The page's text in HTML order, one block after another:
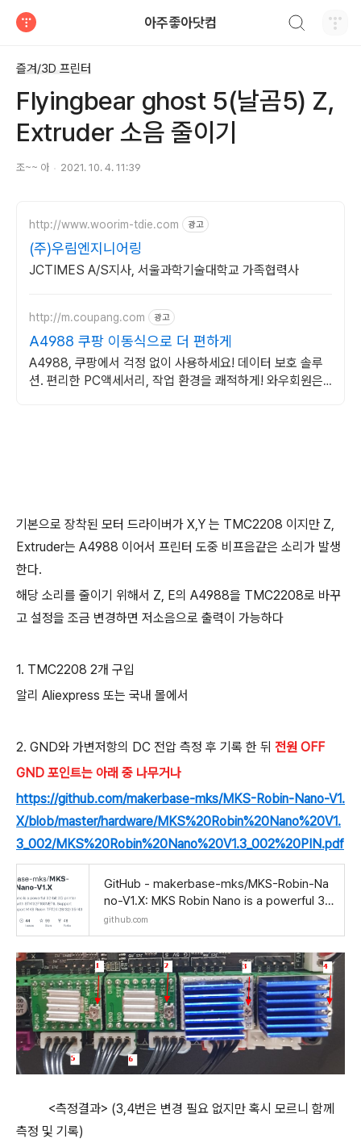
아주좋아닷컴
즐겨/3D 프린터
Flyingbear ghost 5(날곰5) Z,
Extruder 소음 줄이기
조~~ 아 2021. 10. 4. 11:39
http://www.woorim-tdie.com 광고
(주)우림엔지니어링
JCTIMES A/S지사, 서울과학기술대학교 가족협력사
http://m.coupang.com 광고
A4988 쿠팡 이동식으로 더 편하게
A4988, 쿠팡에서 걱정 없이 사용하세요! 데이터 보호 솔루
션. 편리한 PC액세서리, 작업 환경을 쾌적하게! 와우회원은
기본으로 장착된 모터 드라이버가 X,Y 는 TMC2208 이지만 Z,
Extruder는 A4988 이어서 프린터 도중 비프음같은 소리가 발생
한다.
해당 소리를 줄이기 위해서 Z, E의 A4988을 TMC2208로 바꾸
고 설정을 조금 변경하면 저소음으로 출력이 가능하다
1. TMC2208 2개 구입
알리 Aliexpress 또는 국내 몰에서
2. GND와 가변저항의 DC 전압 측정 후 기록 한 뒤 전원 OFF
GND 포인트는 아래 중 나무거나
https://github.com/makerbase-mks/MKS-Robin-Nano-V1.
X/blob/master/hardware/MKS%20Robin%20Nano%20V1.
3_002/MKS%20Robin%20Nano%20V1.3_002%20PIN.pdf
GitHub - makerbase-mks/MKS-Robin-Na
no-V1.X: MKS Robin Nano is a powerful 32
-bit 3D printer control board with STM32F
103VET6. Sup
github.com
<측정결과> (3,4번은 변경 필요 없지만 혹시 모르니 함께
측정 및 기록)